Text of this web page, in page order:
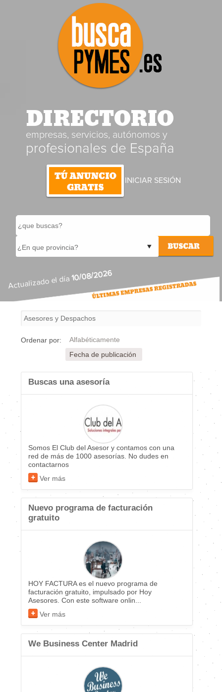
DIRECTORIO
empresas, servicios, autónomos y
profesionales de España
INICIAR SESIÓN
Actualizado el día10/08/2026
Ordenar por:
Alfabéticamente
Fecha de publicación
Buscas una asesoría
Somos El Club del Asesor y contamos con una
red de más de 1000 asesorías. No dudes en
contactarnos
Ver más
Nuevo programa de facturación
gratuito
HOY FACTURA es el nuevo programa de
facturación gratuito, impulsado por Hoy
Asesores. Con este software onlin...
Ver más
We Business Center Madrid